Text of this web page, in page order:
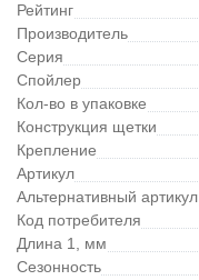
Рейтинг
Производитель
Серия
Спойлер
Кол-во в упаковке
Конструкция щетки
Крепление
Артикул
Альтернативный артикул
Код потребителя
Длина 1, мм
Сезонность